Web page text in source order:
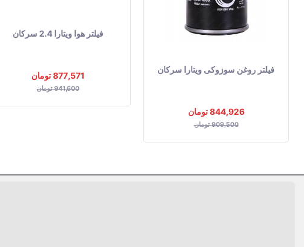
فیلتر روغن سوزوکی ویتارا سرکان
844,926 تومان
909,500 تومان
فیلتر هوا ویتارا 2.4 سرکان
877,571 تومان
941,600 تومان